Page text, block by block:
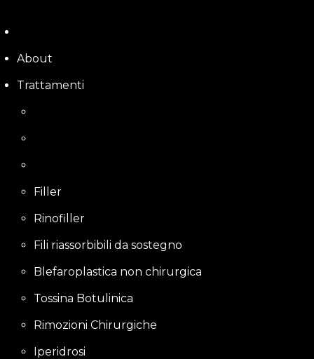
to
content
About
Trattamenti
Filler
Rinofiller
Fili riassorbibili da sostegno
Blefaroplastica non chirurgica
Tossina Botulinica
Rimozioni Chirurgiche
Iperidrosi